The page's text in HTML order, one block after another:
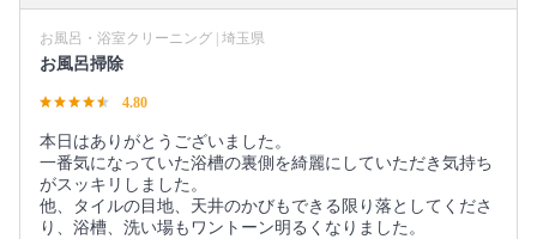
お風呂・浴室クリーニング | 埼玉県
お風呂掃除
4.80
本日はありがとうございました。
一番気になっていた浴槽の裏側を綺麗にしていただき気持ち
がスッキリしました。
他、タイルの目地、天井のかびもできる限り落としてくださ
り、浴槽、洗い場もワントーン明るくなりました。